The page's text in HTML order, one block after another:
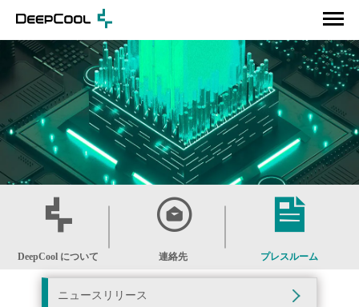
DeepCool について 連絡先 プレスルーム
ニュースリリース